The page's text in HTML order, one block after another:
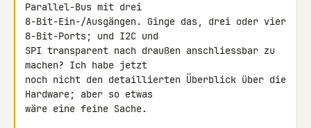
Parallel-Bus mit drei
8-Bit-Ein-/Ausgängen. Ginge das, drei oder vier
8-Bit-Ports; und I2C und
SPI transparent nach draußen anschliessbar zu
machen? Ich habe jetzt
noch nicht den detaillierten Überblick über die
Hardware; aber so etwas
wäre eine feine Sache.